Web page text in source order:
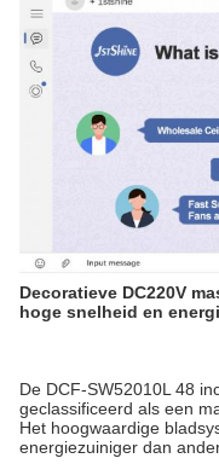
Decoratieve DC220V
hoge snelheid en
De DCF-SW52010L 48
geclassificeerd als een
Het hoogwaardige
energiezuiniger dan